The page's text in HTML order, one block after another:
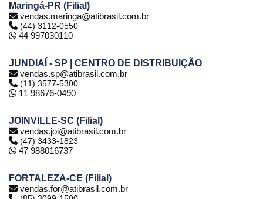
Maringá-PR (Filial)
vendas.maringa@atibrasil.com.br
(44) 3112-0550
44 997030110
JUNDIAÍ - SP | CENTRO DE DISTRIBUIÇÃO
vendas.sp@atibrasil.com.br
(11) 3577-5300
11 98676-0490
JOINVILLE-SC (Filial)
vendas.joi@atibrasil.com.br
(47) 3433-1823
47 988016737
FORTALEZA-CE (Filial)
vendas.for@atibrasil.com.br